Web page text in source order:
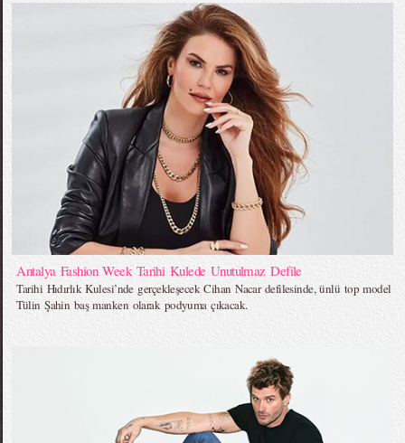
Antalya Fashion Week Tarihi Kulede Unutulmaz Defile
Tarihi Hıdırlık Kulesi’nde gerçekleşecek Cihan Nacar defilesinde, ünlü top model
Tülin Şahin baş manken olarak podyuma çıkacak.